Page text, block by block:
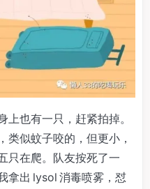
也有一只，赶紧拍掉。
类似蚊子咬的，但更小，
只在爬。队友按死了一
拿出 lysol 消毒喷雾，怼